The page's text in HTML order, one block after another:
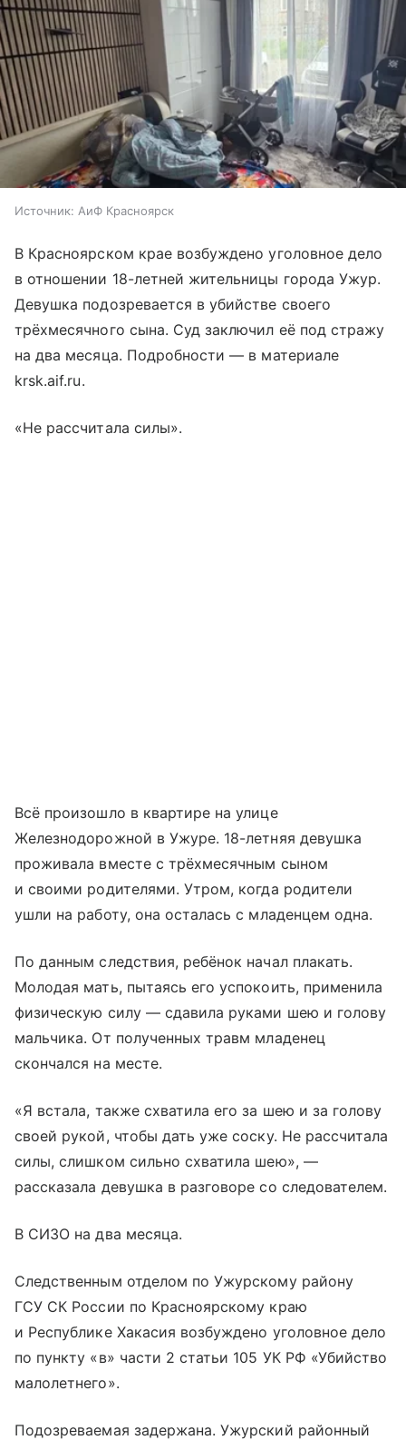
Источник: АиФ Красноярск
В Красноярском крае возбуждено уголовное дело
в отношении 18-летней жительницы города Ужур.
Девушка подозревается в убийстве своего
трёхмесячного сына. Суд заключил её под стражу
на два месяца. Подробности — в материале
krsk.aif.ru.
«Не рассчитала силы».
Всё произошло в квартире на улице
Железнодорожной в Ужуре. 18-летняя девушка
проживала вместе с трёхмесячным сыном
и своими родителями. Утром, когда родители
ушли на работу, она осталась с младенцем одна.
По данным следствия, ребёнок начал плакать.
Молодая мать, пытаясь его успокоить, применила
физическую силу — сдавила руками шею и голову
мальчика. От полученных травм младенец
скончался на месте.
«Я встала, также схватила его за шею и за голову
своей рукой, чтобы дать уже соску. Не рассчитала
силы, слишком сильно схватила шею», —
рассказала девушка в разговоре со следователем.
В СИЗО на два месяца.
Следственным отделом по Ужурскому району
ГСУ СК России по Красноярскому краю
и Республике Хакасия возбуждено уголовное дело
по пункту «в» части 2 статьи 105 УК РФ «Убийство
малолетнего».
Подозреваемая задержана. Ужурский районный